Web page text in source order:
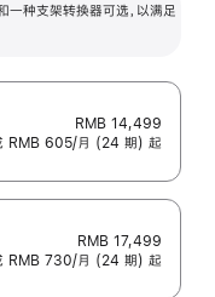
种支架转换器可选，以满足
RMB 14,499
RMB 605/月 (24 期) 起
RMB 17,499
RMB 730/月 (24 期) 起